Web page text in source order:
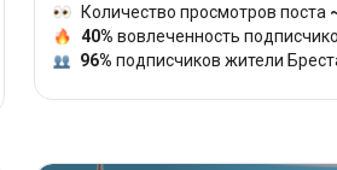
Количество просмотров поста
40% вовлеченность
96% подписчиков жители